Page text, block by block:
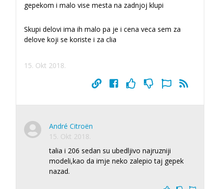
gepekom i malo vise mesta na zadnjoj klupi
Skupi delovi ima ih malo pa je i cena veca sem za
delove koji se koriste i za clia
15. Okt 2018.
André Citroën
15. Okt 2018.
talia i 206 sedan su ubedljivo najruzniji
modeli,kao da imje neko zalepio taj gepek
nazad.